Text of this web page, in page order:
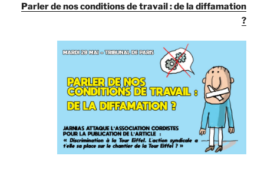
Parler de nos conditions de travail : de la diffamation
?